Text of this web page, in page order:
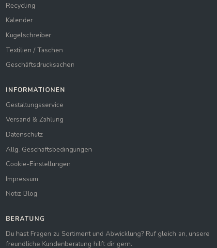
Recycling
Kalender
Kugelschreiber
Textilien / Taschen
Geschäftsdrucksachen
INFORMATIONEN
Gestaltungsservice
Versand & Zahlung
Datenschutz
Allg. Geschäftsbedingungen
Cookie-Einstellungen
Impressum
Notiz-Blog
BERATUNG
Du hast Fragen zu Sortiment und Abwicklung? Ruf gleich an, unsere
freundliche Kundenberatung hilft dir gern.